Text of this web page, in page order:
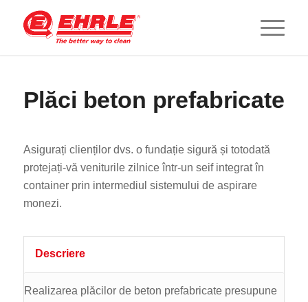
Plăci beton prefabricate
Asigurați clienților dvs. o fundație sigură și totodată
protejați-vă veniturile zilnice într-un seif integrat în
container prin intermediul sistemului de aspirare
monezi.
Descriere
Realizarea plăcilor de beton prefabricate presupune